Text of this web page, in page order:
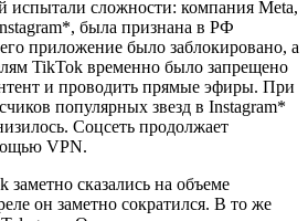
испытали сложности: компания Meta,
была признана в РФ
приложение было заблокировано, а
TikTok временно было запрещено
и проводить прямые эфиры. При
популярных звезд в Instagram*
Соцсеть продолжает
VPN.
сказались на объеме
он заметно сократился. В то же